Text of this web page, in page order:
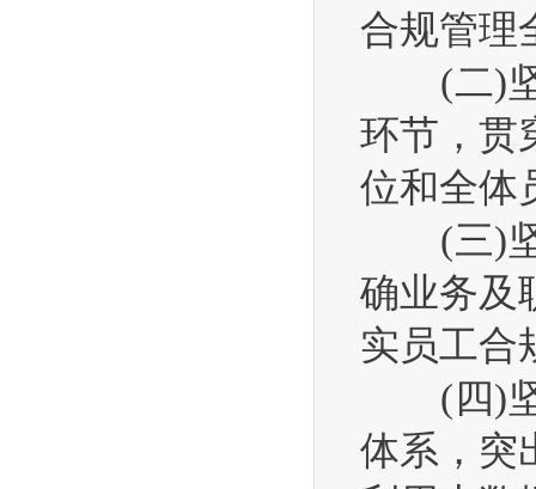
合规管理
(二)坚
环节，贯
位和全体
(三)坚
确业务及
实员工合
(四)坚
体系，突